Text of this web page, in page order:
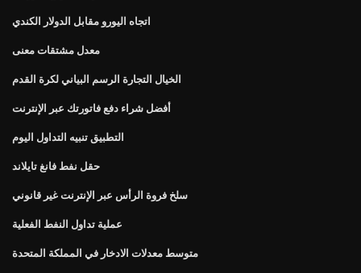
اتجاه اليورو مقابل الدولار الكندي
معدل مشتقات معنى
الخيال التجارة الرسم البياني لكرة القدم
أفضل شراء دفع فاتورتك عبر الإنترنت
التطبيق تنبيه التداول اليوم
حقل نفط فانغ تايلاند
سلخ فروة الرأس عبر الإنترنت غير قانوني
عملية تداول النفط الفعلية
متوسط ​​معدلات الادخار في المملكة المتحدة